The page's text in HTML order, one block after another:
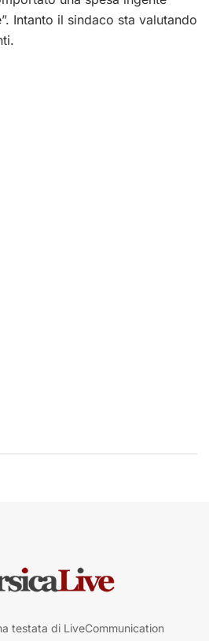
Intanto il sindaco sta valutando
testata di LiveCommunication